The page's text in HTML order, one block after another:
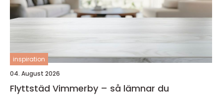
inspiration
04. August 2026
Flyttstäd Vimmerby – så lämnar du